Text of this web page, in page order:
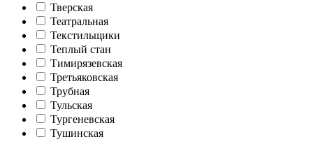
Тверская
Театральная
Текстильщики
Теплый стан
Тимирязевская
Третьяковская
Трубная
Тульская
Тургеневская
Тушинская